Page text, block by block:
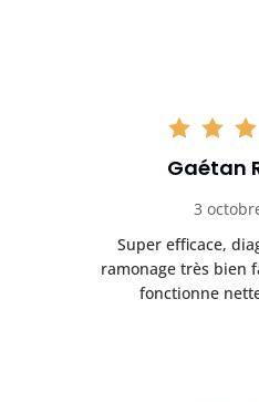
Gaétan
3
Super efficace,
ramonage très bien
fonctionne